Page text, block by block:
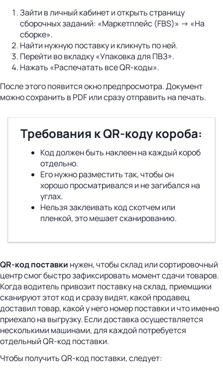
Зайти в личный кабинет и открыть страницу
сборочных заданий: «Маркетплейс (FBS)» → «На
сборке».
Найти нужную поставку и кликнуть по ней.
Перейти во вкладку «Упаковка для ПВЗ».
Нажать «Распечатать все QR-коды».
После этого появится окно предпросмотра. Документ
можно сохранить в PDF или сразу отправить на печать.
Требования к QR-коду короба:
Код должен быть наклеен на каждый короб
отдельно.
Его нужно разместить так, чтобы он
хорошо просматривался и не загибался на
углах.
Нельзя заклеивать код скотчем или
пленкой, это мешает сканированию.
QR-кодпоставки нужен, чтобы склад или сортировочный
центр смог быстро зафиксировать момент сдачи товаров.
Когда водитель привозит поставку на склад, приемщики
сканируют этот код и сразу видят, какой продавец
доставил товар, какой у него номер поставки и что именно
приехало на выгрузку. Если доставка осуществляется
несколькими машинами, для каждой потребуется
отдельный QR-код поставки.
Чтобы получить QR-код поставки, следует: